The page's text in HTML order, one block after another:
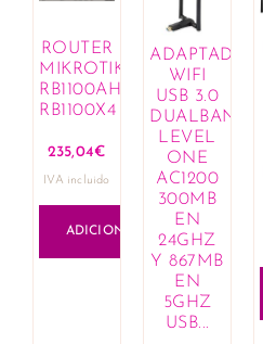
ROUTER
MIKROTIK
RB1100AHX4
RB1100X4
235,04€
IVA incluido
ADICIONAR
ADAPTADOR
WIFI
USB 3.0
DUALBAND
LEVEL
ONE
AC1200
300MB
EN
24GHZ
Y 867MB
EN
5GHZ
USB...